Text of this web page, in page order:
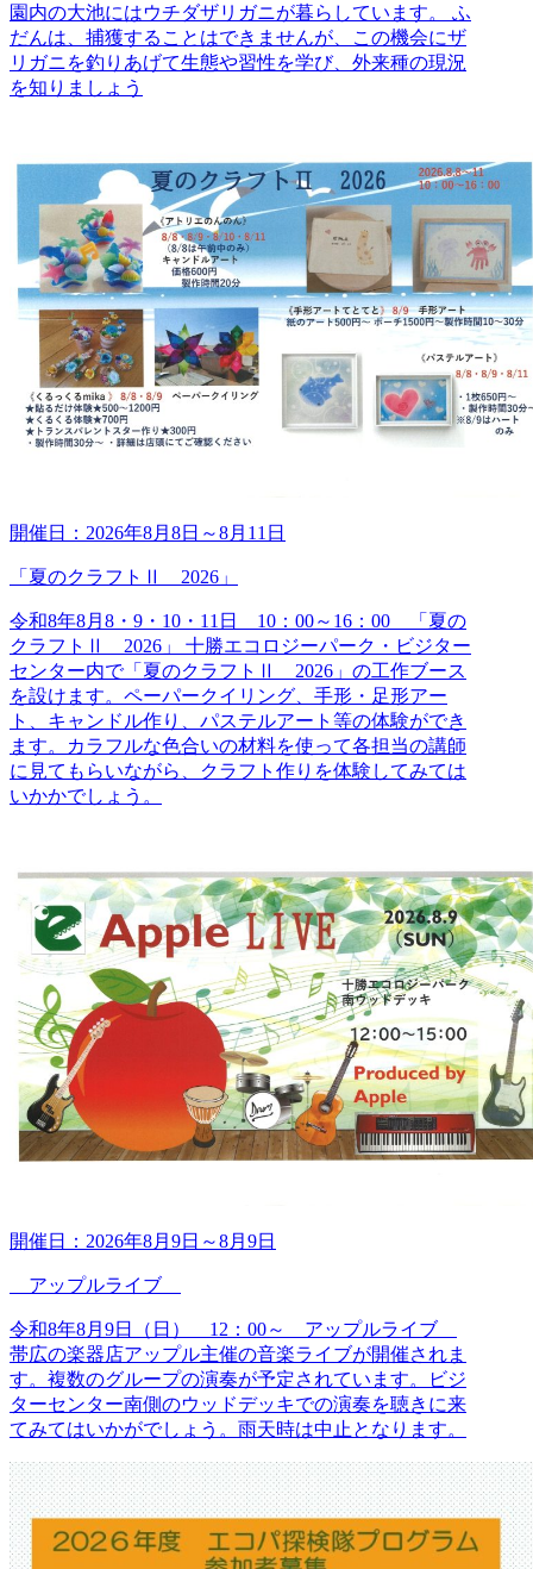
園内の大池にはウチダザリガニが暮らしています。 ふ
だんは、捕獲することはできませんが、この機会にザ
リガニを釣りあげて生態や習性を学び、外来種の現況
を知りましょう
開催日： 2026年8月8日 ～8月11日
「夏のクラフトⅡ 2026」
令和8年8月8・9・10・11日 10：00～16：00 「夏の
クラフトⅡ 2026」 十勝エコロジーパーク・ビジター
センター内で「夏のクラフトⅡ 2026」の工作ブース
を設けます。ペーパークイリング、手形・足形アー
ト、キャンドル作り、パステルアート等の体験ができ
ます。カラフルな色合いの材料を使って各担当の講師
に見てもらいながら、クラフト作りを体験してみては
いかかでしょう。
開催日： 2026年8月9日 ～8月9日
アップルライブ
令和8年8月9日（日） 12：00～ アップルライブ
帯広の楽器店アップル主催の音楽ライブが開催されま
す。複数のグループの演奏が予定されています。ビジ
ターセンター南側のウッドデッキでの演奏を聴きに来
てみてはいかがでしょう。雨天時は中止となります。